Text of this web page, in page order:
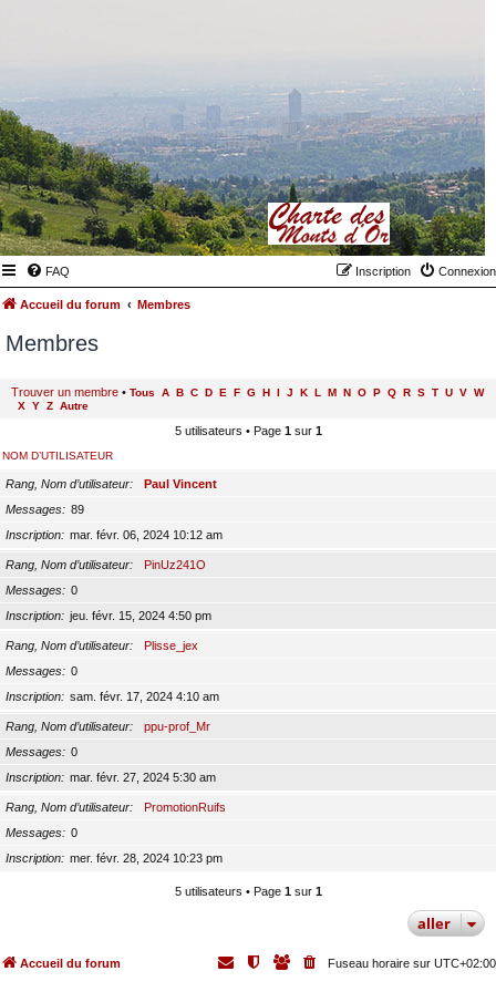
FAQ Connexion
Inscription
Accueil du forum Membres
Membres
Trouver un membre • Tous A B C D E F G H I J K L M N O P Q R S T U V W
X Y Z Autre
5 utilisateurs • Page 1sur 1
NOM D’UTILISATEUR
Rang, Nom d’utilisateur
Paul Vincent
Messages
89
Inscription
mar. févr. 06, 2024 10:12 am
Rang, Nom d’utilisateur
PinUz241O
Messages
0
Inscription
jeu. févr. 15, 2024 4:50 pm
Rang, Nom d’utilisateur
Plisse_jex
Messages
0
Inscription
sam. févr. 17, 2024 4:10 am
Rang, Nom d’utilisateur
ppu-prof_Mr
Messages
0
Inscription
mar. févr. 27, 2024 5:30 am
Rang, Nom d’utilisateur
PromotionRuifs
Messages
0
Inscription
mer. févr. 28, 2024 10:23 pm
5 utilisateurs • Page 1sur 1
aller
Accueil du forum Fuseau horaire sur UTC+02:00